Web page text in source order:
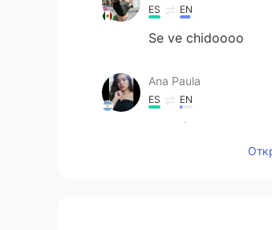
ES EN
Se ve chidoooo
Ana Paula
ES EN
Quedó muy lindo